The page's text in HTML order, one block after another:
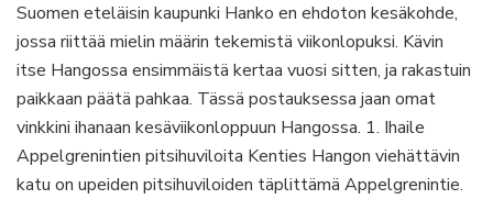
vinkkiä
viikonloppulomaan
Hangossa
Suomen eteläisin kaupunki Hanko en ehdoton kesäkohde,
jossa riittää mielin määrin tekemistä viikonlopuksi. Kävin
itse Hangossa ensimmäistä kertaa vuosi sitten, ja rakastuin
paikkaan päätä pahkaa. Tässä postauksessa jaan omat
vinkkini ihanaan kesäviikonloppuun Hangossa. 1. Ihaile
Appelgrenintien pitsihuviloita Kenties Hangon viehättävin
katu on upeiden pitsihuviloiden täplittämä Appelgrenintie.